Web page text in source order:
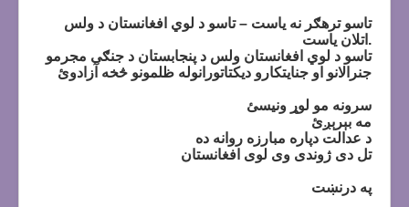
تاسو ترهګر نه ياست – تاسو د لوي افغانستان د ولس
اتلان ياست.
تاسو د لوي افغانستان ولس د پنجابستان د جنګی مجرمو
جنرالانو او جنایتکارو دیکتاتورانوله ظلمونو څخه آزادوئ
سرونه مو لوړ ونیسئ
مه بېرېږئ
د عدالت دپاره مبارزه روانه ده
تل دی ژوندی وی لوی افغانستان
په درنښت